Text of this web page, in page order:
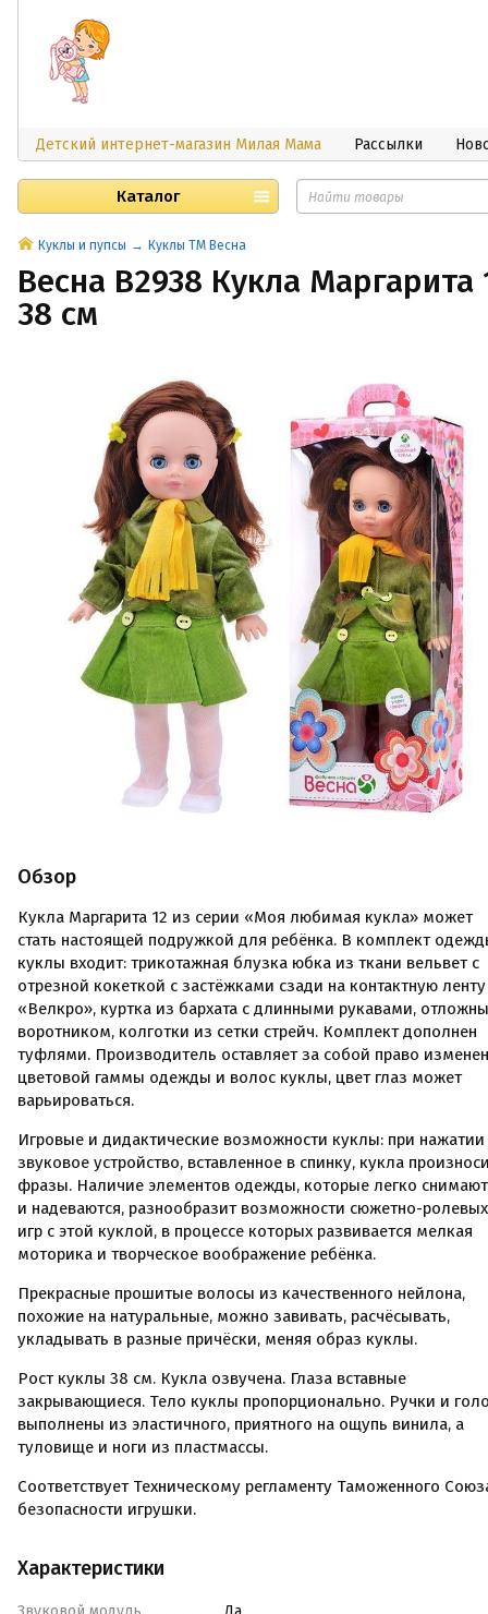
Детский интернет-магазин Милая Мама Рассылки
Каталог
Куклы и пупсы Куклы ТМ Весна
Весна В2938 Кукла Маргарита
38 см
Обзор
Кукла Маргарита 12 из серии «Моя любимая кукла» может
стать настоящей подружкой для ребёнка. В комплект
куклы входит: трикотажная блузка юбка из ткани вельвет с
отрезной кокеткой с застёжками сзади на контактную ленту
«Велкро», куртка из бархата с длинными рукавами,
воротником, колготки из сетки стрейч. Комплект дополнен
туфлями. Производитель оставляет за собой право
цветовой гаммы одежды и волос куклы, цвет глаз может
варьироваться.
Игровые и дидактические возможности куклы: при нажатии
звуковое устройство, вставленное в спинку, кукла
фразы. Наличие элементов одежды, которые легко
и надеваются, разнообразит возможности сюжетно-ролевых
игр с этой куклой, в процессе которых развивается мелкая
моторика и творческое воображение ребёнка.
Прекрасные прошитые волосы из качественного нейлона,
похожие на натуральные, можно завивать, расчёсывать,
укладывать в разные причёски, меняя образ куклы.
Рост куклы 38 см. Кукла озвучена. Глаза вставные
закрывающиеся. Тело куклы пропорционально. Ручки и
выполнены из эластичного, приятного на ощупь винила, а
туловище и ноги из пластмассы.
Соответствует Техническому регламенту Таможенного
безопасности игрушки.
Характеристики